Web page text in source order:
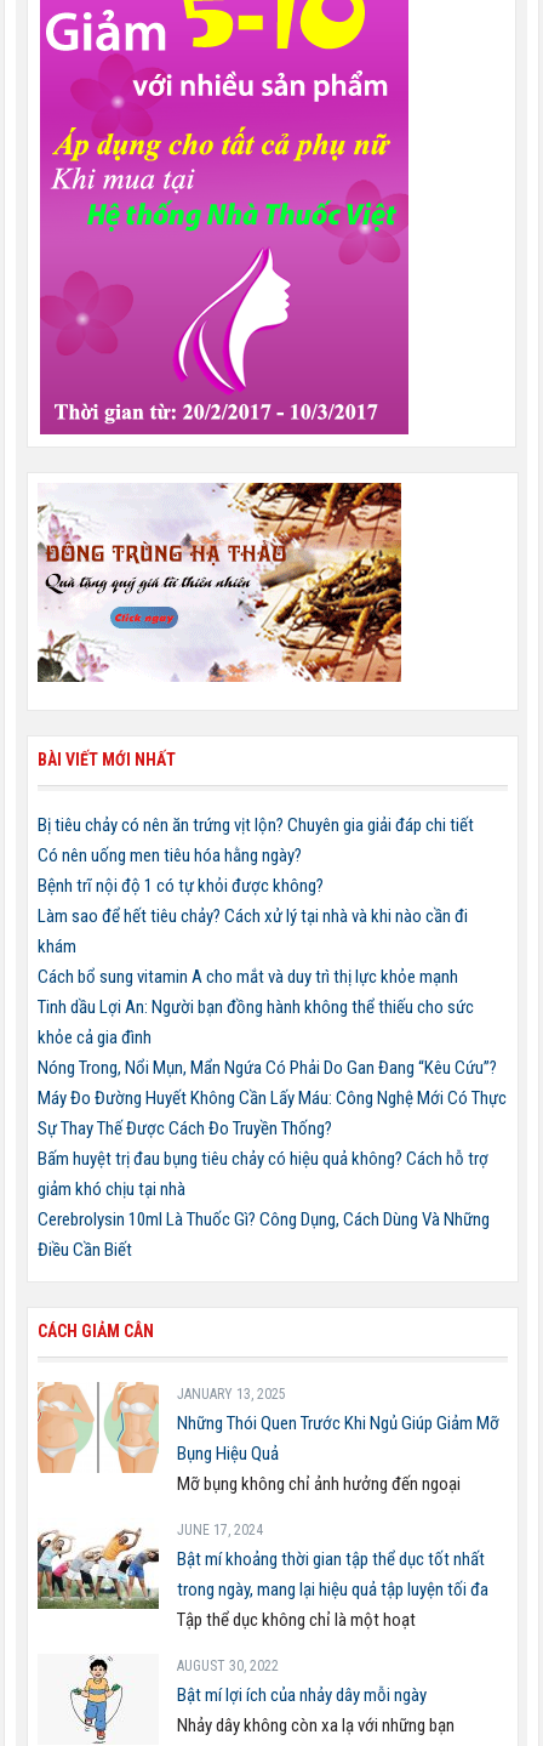
BÀI VIẾT MỚI NHẤT
Bị tiêu chảy có nên ăn trứng vịt lộn? Chuyên gia giải đáp chi tiết
Có nên uống men tiêu hóa hằng ngày?
Bệnh trĩ nội độ 1 có tự khỏi được không?
Làm sao để hết tiêu chảy? Cách xử lý tại nhà và khi nào cần đi
khám
Cách bổ sung vitamin A cho mắt và duy trì thị lực khỏe mạnh
Tinh dầu Lợi An: Người bạn đồng hành không thể thiếu cho sức
khỏe cả gia đình
Nóng Trong, Nổi Mụn, Mẩn Ngứa Có Phải Do Gan Đang “Kêu Cứu”?
Máy Đo Đường Huyết Không Cần Lấy Máu: Công Nghệ Mới Có Thực
Sự Thay Thế Được Cách Đo Truyền Thống?
Bấm huyệt trị đau bụng tiêu chảy có hiệu quả không? Cách hỗ trợ
giảm khó chịu tại nhà
Cerebrolysin 10ml Là Thuốc Gì? Công Dụng, Cách Dùng Và Những
Điều Cần Biết
CÁCH GIẢM CÂN
JANUARY 13, 2025
Những Thói Quen Trước Khi Ngủ Giúp Giảm Mỡ
Bụng Hiệu Quả
Mỡ bụng không chỉ ảnh hưởng đến ngoại
JUNE 17, 2024
Bật mí khoảng thời gian tập thể dục tốt nhất
trong ngày, mang lại hiệu quả tập luyện tối đa
Tập thể dục không chỉ là một hoạt
AUGUST 30, 2022
Bật mí lợi ích của nhảy dây mỗi ngày
Nhảy dây không còn xa lạ với những bạn